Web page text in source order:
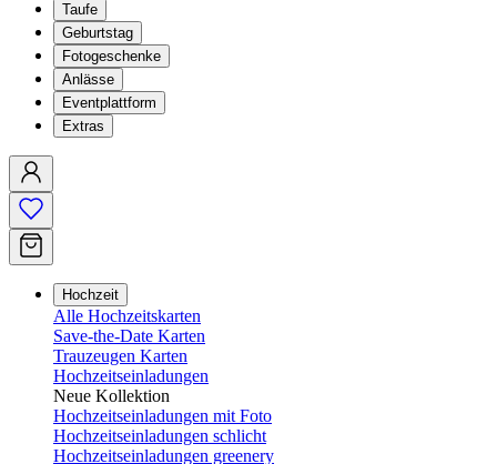
Taufe
Geburtstag
Fotogeschenke
Anlässe
Eventplattform
Extras
Hochzeit
Alle Hochzeitskarten
Save-the-Date Karten
Trauzeugen Karten
Hochzeitseinladungen
Neue Kollektion
Hochzeitseinladungen mit Foto
Hochzeitseinladungen schlicht
Hochzeitseinladungen greenery